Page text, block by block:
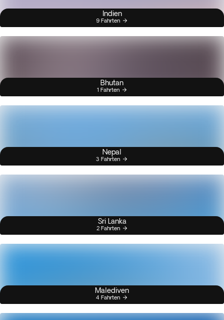
Indien
9 Fahrten
Bhutan
1 Fahrten
Nepal
3 Fahrten
Sri Lanka
2 Fahrten
Malediven
4 Fahrten